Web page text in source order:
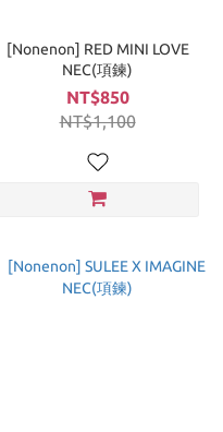
[Nonenon] RED MINI LOVE
NEC(項鍊)
NT$850
NT$1,100